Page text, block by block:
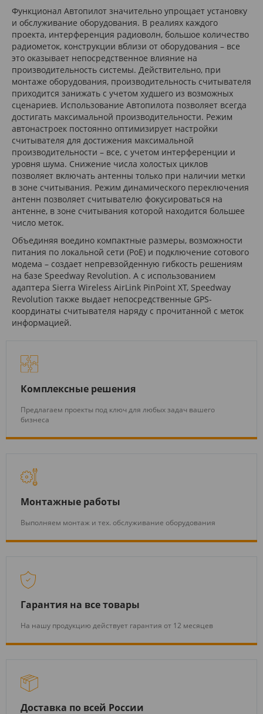
Функционал Автопилот значительно упрощает установку
и обслуживание оборудования. В реалиях каждого
проекта, интерференция радиоволн, большое количество
радиометок, конструкции вблизи от оборудования – все
это оказывает непосредственное влияние на
производительность системы. Действительно, при
монтаже оборудования, производительность считывателя
приходится занижать с учетом худшего из возможных
сценариев. Использование Автопилота позволяет всегда
достигать максимальной производительности. Режим
автонастроек постоянно оптимизирует настройки
считывателя для достижения максимальной
производительности – все, с учетом интерференции и
уровня шума. Снижение числа холостых циклов
позволяет включать антенны только при наличии метки
в зоне считывания. Режим динамического переключения
антенн позволяет считывателю фокусироваться на
антенне, в зоне считывания которой находится большее
число меток.
Объединяя воедино компактные размеры, возможности
питания по локальной сети (PoE) и подключение сотового
модема – создает непревзойденную гибкость решениям
на базе Speedway Revolution. А с использованием
адаптера Sierra Wireless AirLink PinPoint XT, Speedway
Revolution также выдает непосредственные GPS-
координаты считывателя наряду с прочитанной с меток
информацией.
Комплексные решения
Предлагаем проекты под ключ для любых задач вашего
бизнеса
Монтажные работы
Выполняем монтаж и тех. обслуживание оборудования
Гарантия на все товары
На нашу продукцию действует гарантия от 12 месяцев
Доставка по всей России